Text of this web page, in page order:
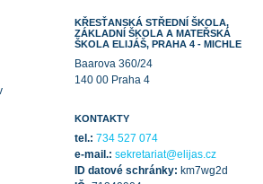
KŘESŤANSKÁ STŘEDNÍ ŠKOLA,
ZÁKLADNÍ ŠKOLA A MATEŘSKÁ
ŠKOLA ELIJÁŠ, PRAHA 4 - MICHLE
Baarova 360/24
140 00 Praha 4
KONTAKTY
tel.: 734 527 074
e-mail.: sekretariat@elijas.cz
ID datové schránky: km7wg2d